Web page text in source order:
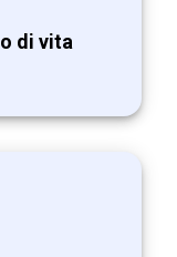
di vita